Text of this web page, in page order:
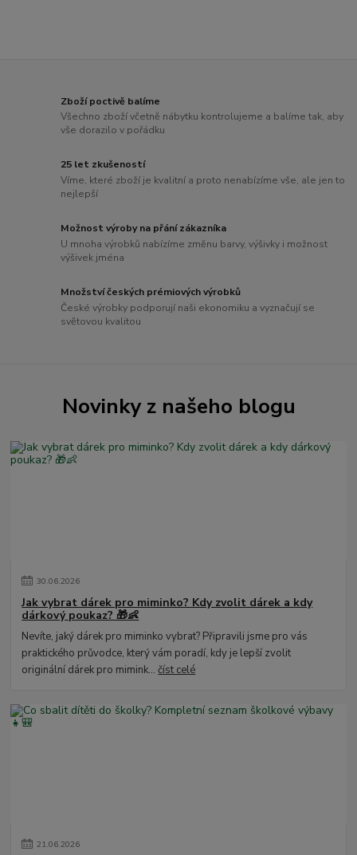
Zboží poctivě balíme
Všechno zboží včetně nábytku kontrolujeme a balíme tak, aby
vše dorazilo v pořádku
25 let zkušeností
Víme, které zboží je kvalitní a proto nenabízíme vše, ale jen to
nejlepší
Možnost výroby na přání zákazníka
U mnoha výrobků nabízíme změnu barvy, výšivky i možnost
výšivek jména
Množství českých prémiových výrobků
České výrobky podporují naši ekonomiku a vyznačují se
světovou kvalitou
Novinky z našeho blogu
30.06.2026
Jak vybrat dárek pro miminko? Kdy zvolit dárek a kdy
dárkový poukaz? 🎁👶
Nevíte, jaký dárek pro miminko vybrat? Připravili jsme pro vás
praktického průvodce, který vám poradí, kdy je lepší zvolit
originální dárek pro mimink...číst celé
21.06.2026